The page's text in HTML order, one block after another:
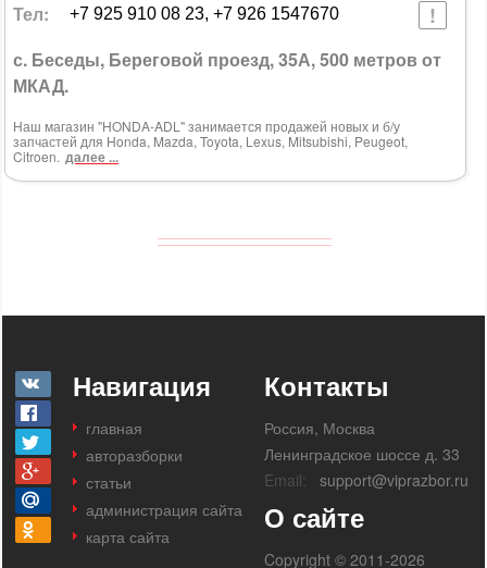
Тел: +7 925 910 08 23, +7 926 1547670
с. Беседы, Береговой проезд, 35А, 500 метров от
МКАД.
Наш магазин "HONDA-ADL" занимается продажей новых и б/у
запчастей для Honda, Mazda, Toyota, Lexus, Mitsubishi, Peugeot,
Citroen. далее ...
Навигация
главная
авторазборки
статьи
администрация сайта
карта сайта
Контакты
Россия, Москва
Ленинградское шоссе д. 33
Email:
support@viprazbor.ru
О сайте
Copyright © 2011-2026